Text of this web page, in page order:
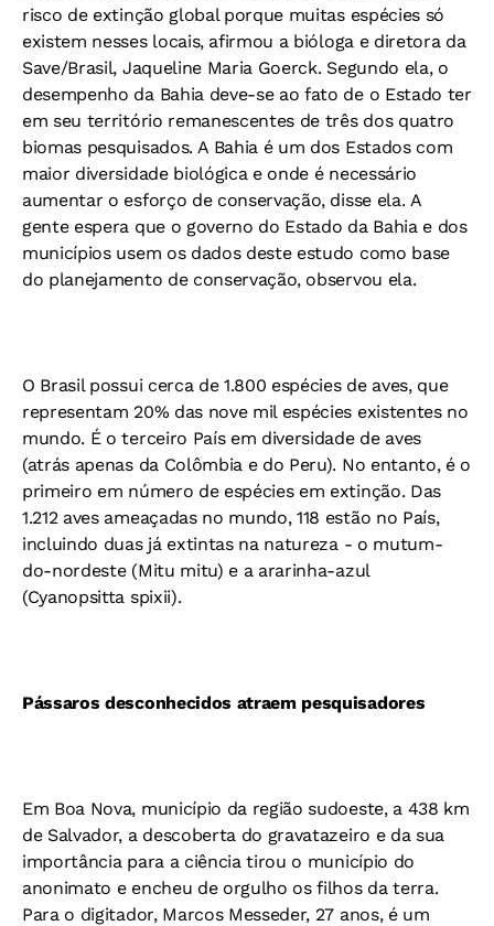
risco de extinção global porque muitas espécies só
existem nesses locais, afirmou a bióloga e diretora da
Save/Brasil, Jaqueline Maria Goerck. Segundo ela, o
desempenho da Bahia deve-se ao fato de o Estado ter
em seu território remanescentes de três dos quatro
biomas pesquisados. A Bahia é um dos Estados com
maior diversidade biológica e onde é necessário
aumentar o esforço de conservação, disse ela. A
gente espera que o governo do Estado da Bahia e dos
municípios usem os dados deste estudo como base
do planejamento de conservação, observou ela.
O Brasil possui cerca de 1.800 espécies de aves, que
representam 20% das nove mil espécies existentes no
mundo. É o terceiro País em diversidade de aves
(atrás apenas da Colômbia e do Peru). No entanto, é o
primeiro em número de espécies em extinção. Das
1.212 aves ameaçadas no mundo, 118 estão no País,
incluindo duas já extintas na natureza - o mutum-
do-nordeste (Mitu mitu) e a ararinha-azul
(Cyanopsitta spixii).
Pássaros desconhecidos atraem pesquisadores
Em Boa Nova, município da região sudoeste, a 438 km
de Salvador, a descoberta do gravatazeiro e da sua
importância para a ciência tirou o município do
anonimato e encheu de orgulho os filhos da terra.
Para o digitador, Marcos Messeder, 27 anos, é um